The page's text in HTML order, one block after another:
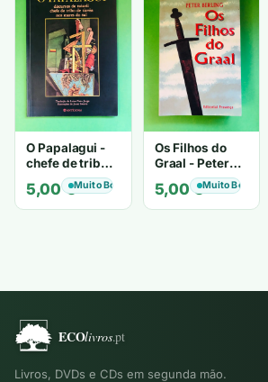
O Papalagui -
chefe de tribo
de tiavéa
5,00€Muito Bom
Os Filhos do
Graal - Peter
Berling
5,00€Muito Bom
Livros, DVDs e CDs em segunda mão.